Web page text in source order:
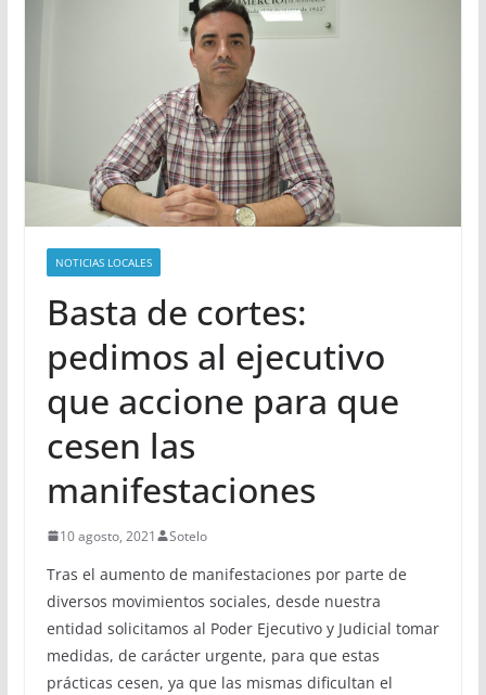
NOTICIAS LOCALES
Basta de cortes:
pedimos al ejecutivo
que accione para que
cesen las
manifestaciones
10 agosto, 2021 Sotelo
Tras el aumento de manifestaciones por parte de
diversos movimientos sociales, desde nuestra
entidad solicitamos al Poder Ejecutivo y Judicial tomar
medidas, de carácter urgente, para que estas
prácticas cesen, ya que las mismas dificultan el